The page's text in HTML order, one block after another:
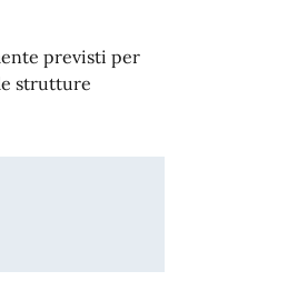
previsti per
strutture